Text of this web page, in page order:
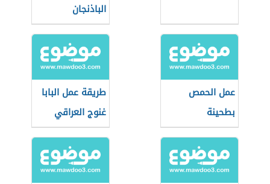
الباذنجان
عمل الحمص
بطحينة
طريقة عمل البابا
غنوج العراقي